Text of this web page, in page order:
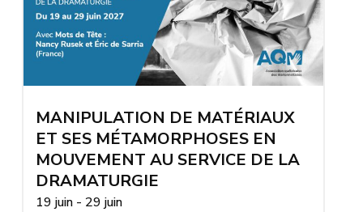
MANIPULATION DE MATÉRIAUX
ET SES MÉTAMORPHOSES EN
MOUVEMENT AU SERVICE DE LA
DRAMATURGIE
19 juin - 29 juin